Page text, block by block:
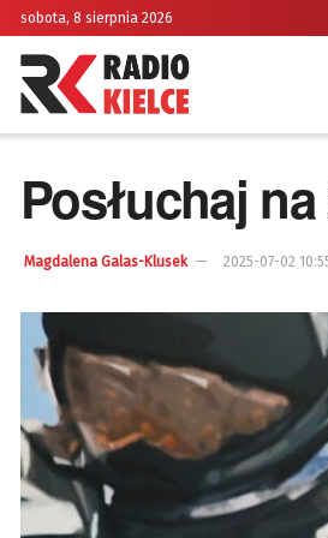
sobota, 8 sierpnia 2026
Posłuchaj
Magdalena Galas-Klusek 2025-07-02